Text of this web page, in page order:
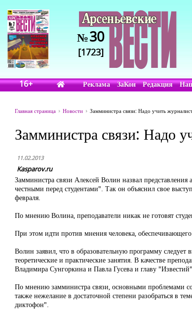
№30
[1723]
16+ Реклама ЗаКон Редакция
Главная страница Новости Замминистра связи: Надо учить
Замминистра связи: Надо
11.02.2013
Kasparov.ru
Замминистра связи Алексей Волин назвал
честными перед студентами". Так он объяснил свое
февраля.
По мнению Волина, преподаватели никак не готовят
При этом идти против мнения человека,
Волин заявил, что в образовательную программу следует
теоретические и практические занятия. В качестве
Владимира Сунгоркина и Павла Гусева и главу
По мнению замминистра связи, основными проблемами
также нежелание в достаточной степени разобраться в
диктофон".